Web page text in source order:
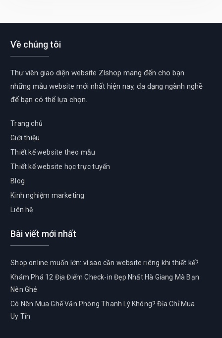
Về chúng tôi
Thư viên giao diện website Zlshop mang đến cho bạn
những mẫu website mới nhất hiện nay, đa dạng ngành nghề
để bạn có thể lựa chọn.
Trang chủ
Giới thiệu
Thiết kế website theo mẫu
Thiết kế website học trực tuyến
Blog
Kinh nghiệm marketing
Liên hệ
Bài viết mới nhất
Shop online muốn lớn: vì sao cần website riêng khi thiết kế?
Khám Phá 12 Địa Điểm Check-in Đẹp Nhất Hà Giang Mà Bạn
Nên Ghé
Có Nên Mua Ghế Văn Phòng Thanh Lý Không? Địa Chỉ Mua
Uy Tín